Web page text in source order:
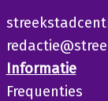
Informatie
Frequenties